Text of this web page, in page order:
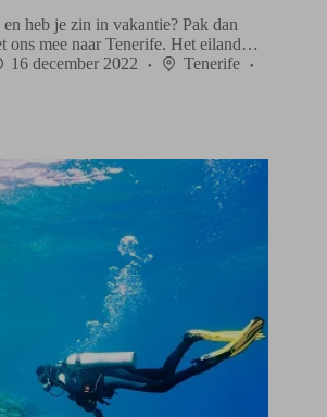
heb je zin in vakantie? Pak dan
ons mee naar Tenerife. Het eiland…
16 december 2022
Tenerife